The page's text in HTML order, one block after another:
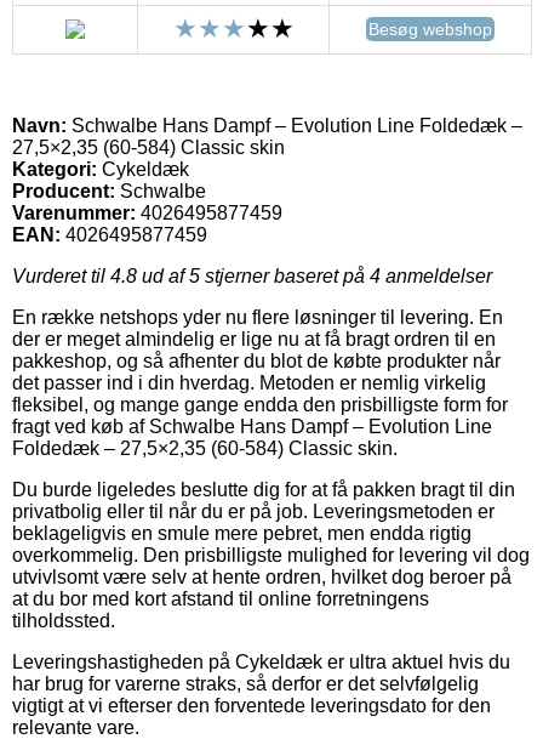
Besøg webshop
Navn: Schwalbe Hans Dampf – Evolution Line Foldedæk –
27,5×2,35 (60-584) Classic skin
Kategori: Cykeldæk
Producent: Schwalbe
Varenummer: 4026495877459
EAN: 4026495877459
Vurderet til 4.8 ud af 5 stjerner baseret på 4 anmeldelser
En række netshops yder nu flere løsninger til levering. En
der er meget almindelig er lige nu at få bragt ordren til en
pakkeshop, og så afhenter du blot de købte produkter når
det passer ind i din hverdag. Metoden er nemlig virkelig
fleksibel, og mange gange endda den prisbilligste form for
fragt ved køb af Schwalbe Hans Dampf – Evolution Line
Foldedæk – 27,5×2,35 (60-584) Classic skin.
Du burde ligeledes beslutte dig for at få pakken bragt til din
privatbolig eller til når du er på job. Leveringsmetoden er
beklageligvis en smule mere pebret, men endda rigtig
overkommelig. Den prisbilligste mulighed for levering vil dog
utvivlsomt være selv at hente ordren, hvilket dog beroer på
at du bor med kort afstand til online forretningens
tilholdssted.
Leveringshastigheden på Cykeldæk er ultra aktuel hvis du
har brug for varerne straks, så derfor er det selvfølgelig
vigtigt at vi efterser den forventede leveringsdato for den
relevante vare.